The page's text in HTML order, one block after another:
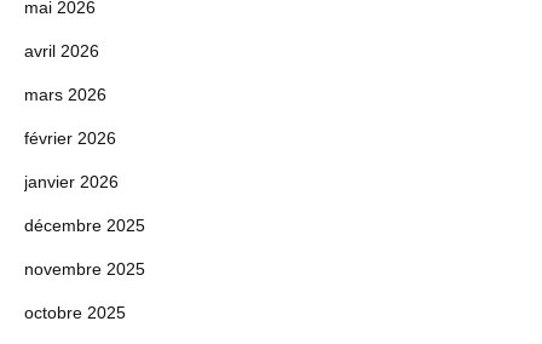
mai 2026
avril 2026
mars 2026
février 2026
janvier 2026
décembre 2025
novembre 2025
octobre 2025